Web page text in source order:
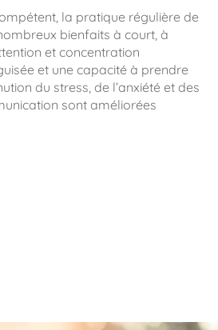
la pratique régulière de
bienfaits à court, à
et concentration
et une capacité à prendre
du stress, de l’anxiété et des
sont améliorées